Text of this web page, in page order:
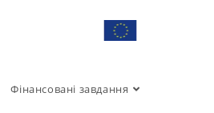
Фінансовані завдання